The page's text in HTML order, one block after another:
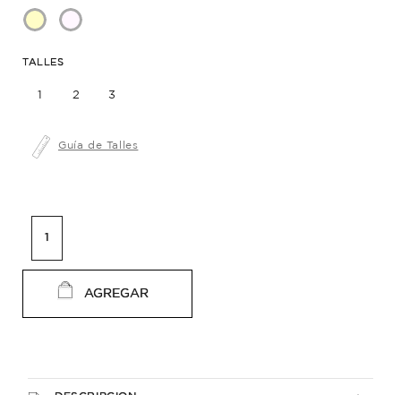
TALLES
1 2 3
Guía de Talles
AGREGAR